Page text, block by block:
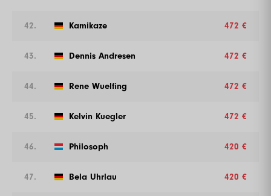
42. Kamikaze 472 €
43. Dennis Andresen 472 €
44. Rene Wuelfing 472 €
45. Kelvin Kuegler 472 €
46. Philosoph 420 €
47. Bela Uhrlau 420 €